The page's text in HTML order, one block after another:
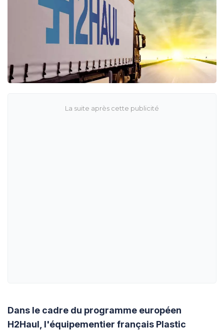
Dans le cadre du programme européen
H2Haul, l'équipementier français Plastic